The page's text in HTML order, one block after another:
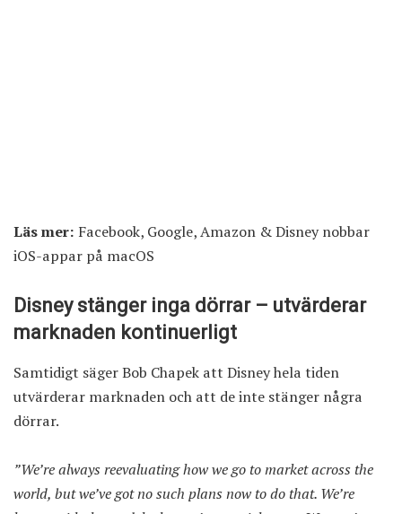
Läs mer: Facebook, Google, Amazon & Disney nobbar
iOS-appar på macOS
Disney stänger inga dörrar – utvärderar
marknaden kontinuerligt
Samtidigt säger Bob Chapek att Disney hela tiden
utvärderar marknaden och att de inte stänger några
dörrar.
”We’re always reevaluating how we go to market across the
world, but we’ve got no such plans now to do that. We’re